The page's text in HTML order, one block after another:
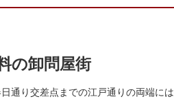
の卸問屋街
通り交差点までの江戸通りの両端に